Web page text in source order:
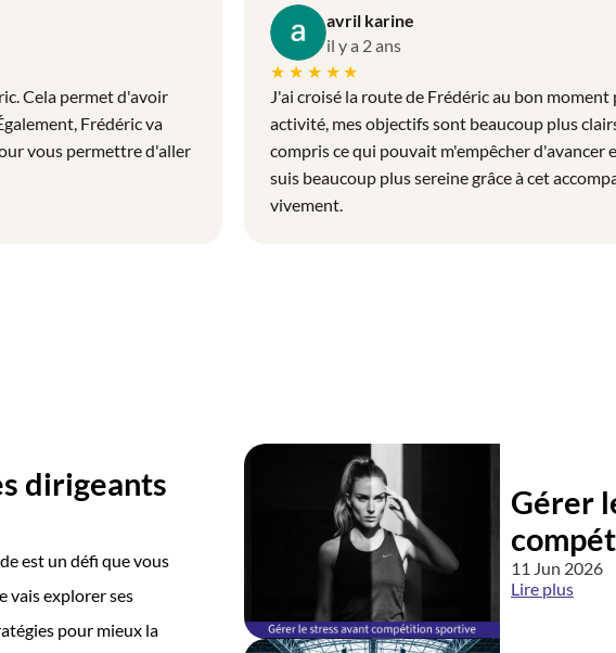
Cela permet d'avoir
Frédéric va
vous permettre d'aller
avril karine
il y a 2 ans
★★★★★
J'ai croisé la route de Frédéric au bon
activité, mes objectifs sont beaucoup plus
compris ce qui pouvait m'empêcher d'avancer
suis beaucoup plus sereine grâce à cet
vivement.
dirigeants
est un défi que vous
vais explorer ses
pour mieux la
Gérer
11 Jun 2026
Lire plus